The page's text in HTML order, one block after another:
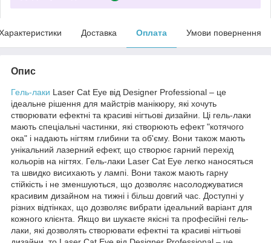
Доставка Оплата Умови повернення
Опис
Гель-лаки Laser Cat Eye від Designer Professional – це
ідеальне рішення для майстрів манікюру, які хочуть
створювати ефектні та красиві нігтьові дизайни. Ці гель-лаки
мають спеціальні частинки, які створюють ефект "котячого
ока" і надають нігтям глибини та об'єму. Вони також мають
унікальний лазерний ефект, що створює гарний перехід
кольорів на нігтях. Гель-лаки Laser Cat Eye легко наносяться
та швидко висихають у лампі. Вони також мають гарну
стійкість і не зменшуються, що дозволяє насолоджуватися
красивим дизайном на тижні і більш довгий час. Доступні у
різних відтінках, що дозволяє вибрати ідеальний варіант для
кожного клієнта. Якщо ви шукаєте якісні та професійні гель-
лаки, які дозволять створювати ефектні та красиві нігтьові